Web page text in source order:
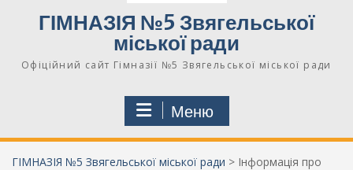
ГІМНАЗІЯ №5 Звягельської
міської ради
Офіційний сайт Гімназії №5 Звягельської міської ради
Меню
ГІМНАЗІЯ №5 Звягельської міської ради > Інформація про